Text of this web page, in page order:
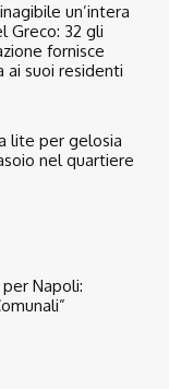
un’intera
Greco: 32 gli
fornisce
ai suoi residenti
lite per gelosia
nel quartiere
Napoli: